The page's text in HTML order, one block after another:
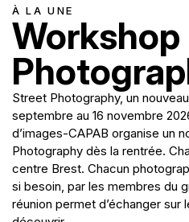
À LA UNE
Street Photography, un
septembre au 16 novembre
d’images-CAPAB organise un
Photography dès la rentrée.
centre Brest. Chacun
si besoin, par les membres du
réunion permet d’échanger